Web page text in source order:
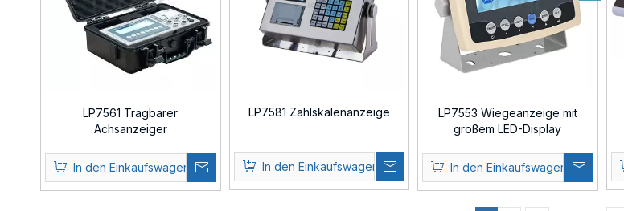
LP7561 Tragbarer
Achsanzeiger
In den Einkaufswagen
LP7581 Zählskalenanzeige
In den Einkaufswagen
LP7553 Wiegeanzeige mit
großem LED-Display
In den Einkaufswagen